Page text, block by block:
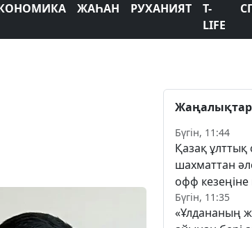
ЖАҺАН РУХАНИЯТ
T-
LIFE
Жаңалықтар
Бүгін, 11:44
Қазақ ұлттық
шахматтан
офф
Бүгін, 11:35
«Ұлдананың